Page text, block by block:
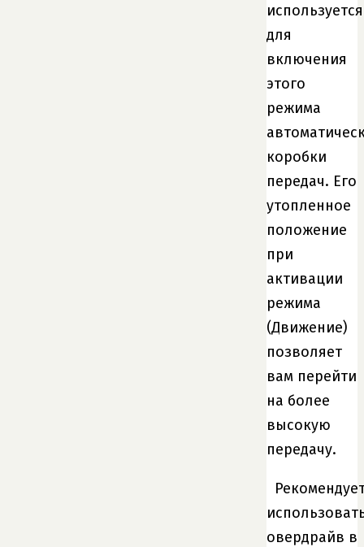
используется
для
включения
этого
режима
коробки
передач. Его
утопленное
положение
при
активации
режима
(Движение)
позволяет
вам перейти
на более
высокую
передачу.
овердрайв в